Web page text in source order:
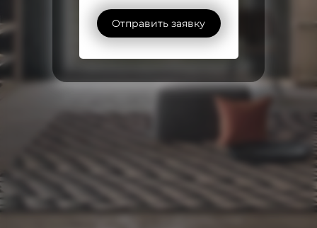
Отправить заявку